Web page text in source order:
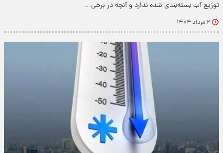
توزیع آب بسته‌بندی شده ندارد و آنچه در برخی…
۲ مرداد ۱۴۰۴